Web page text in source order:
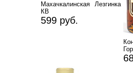
Махачкалинская Лезгинка
КВ
599 руб.